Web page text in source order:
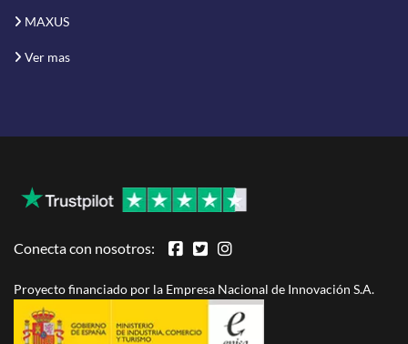
MAXUS
Ver mas
Conecta con nosotros:
Proyecto financiado por la Empresa Nacional de Innovación S.A.